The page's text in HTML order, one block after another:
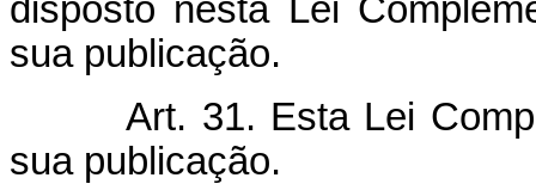
disposto nesta Lei
sua publicação.
Art. 31. Esta Lei
sua publicação.